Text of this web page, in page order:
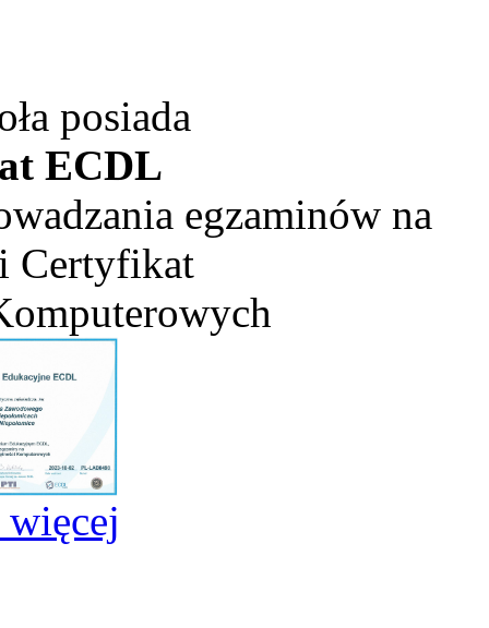
posiada
ECDL
egzaminów na
Certyfikat